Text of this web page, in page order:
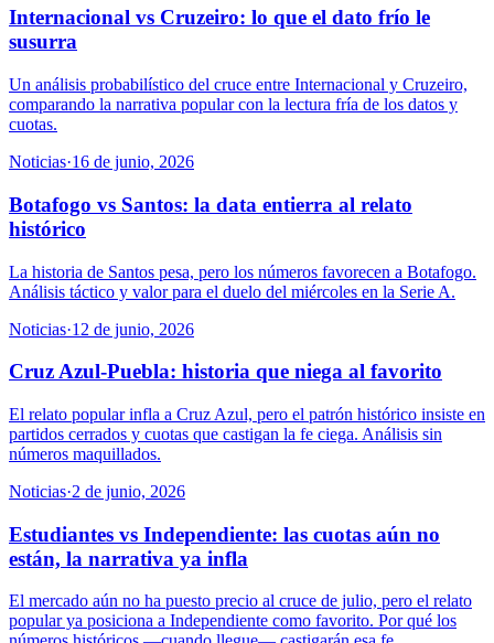
Internacional vs Cruzeiro: lo que el dato frío le
susurra
Un análisis probabilístico del cruce entre Internacional y Cruzeiro,
comparando la narrativa popular con la lectura fría de los datos y
cuotas.
Noticias·16 de junio, 2026
Botafogo vs Santos: la data entierra al relato
histórico
La historia de Santos pesa, pero los números favorecen a Botafogo.
Análisis táctico y valor para el duelo del miércoles en la Serie A.
Noticias·12 de junio, 2026
Cruz Azul-Puebla: historia que niega al favorito
El relato popular infla a Cruz Azul, pero el patrón histórico insiste en
partidos cerrados y cuotas que castigan la fe ciega. Análisis sin
números maquillados.
Noticias·2 de junio, 2026
Estudiantes vs Independiente: las cuotas aún no
están, la narrativa ya infla
El mercado aún no ha puesto precio al cruce de julio, pero el relato
popular ya posiciona a Independiente como favorito. Por qué los